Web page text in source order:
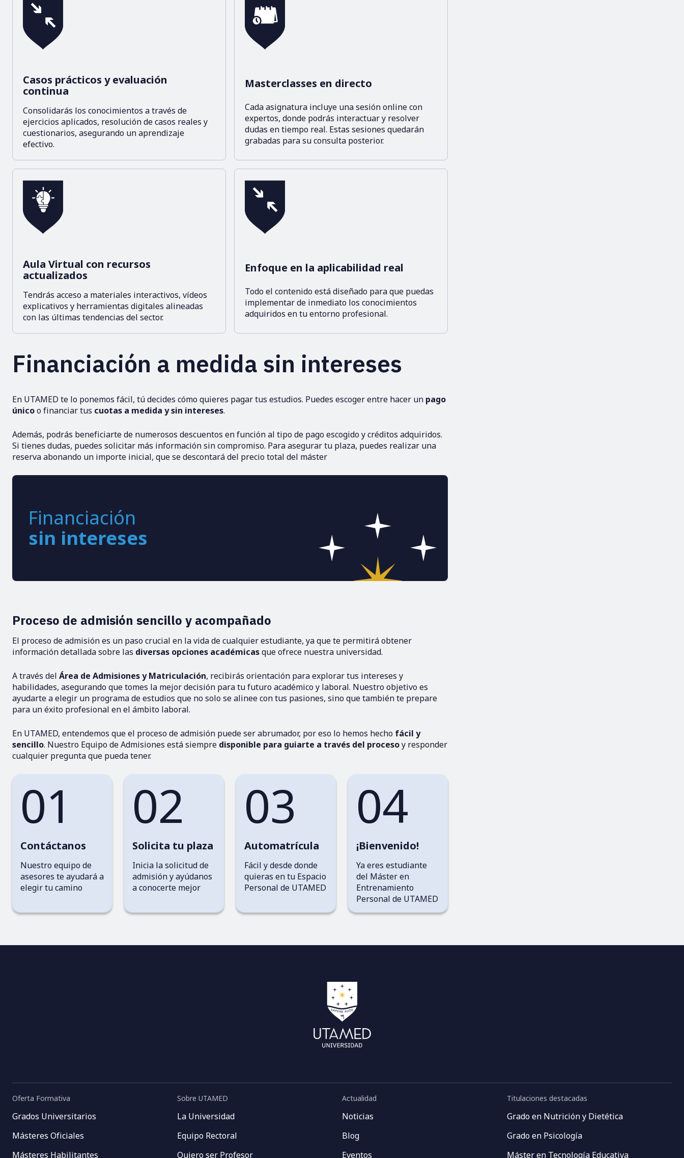
Casos prácticos y evaluación
continua
Consolidarás los conocimientos a través de
ejercicios aplicados, resolución de casos reales y
cuestionarios, asegurando un aprendizaje
efectivo.
Masterclasses en directo
Cada asignatura incluye una sesión online con
expertos, donde podrás interactuar y resolver
dudas en tiempo real. Estas sesiones quedarán
grabadas para su consulta posterior.
Aula Virtual con recursos
actualizados
Tendrás acceso a materiales interactivos, vídeos
explicativos y herramientas digitales alineadas
con las últimas tendencias del sector.
Enfoque en la aplicabilidad real
Todo el contenido está diseñado para que puedas
implementar de inmediato los conocimientos
adquiridos en tu entorno profesional.
Financiación a medida sin intereses
En UTAMED te lo ponemos fácil, tú decides cómo quieres pagar tus estudios. Puedes escoger entre hacer un pago
únicoo financiar tus cuotas a medida y sin intereses.
Además, podrás beneficiarte de numerosos descuentos en función al tipo de pago escogido y créditos adquiridos.
Si tienes dudas, puedes solicitar más información sin compromiso. Para asegurar tu plaza, puedes realizar una
reserva abonando un importe inicial, que se descontará del precio total del máster
Financiación
sin intereses
Proceso de admisión sencillo y acompañado
El proceso de admisión es un paso crucial en la vida de cualquier estudiante, ya que te permitirá obtener
información detallada sobre las diversas opciones académicasque ofrece nuestra universidad.
A través del Área de Admisiones y Matriculación, recibirás orientación para explorar tus intereses y
habilidades, asegurando que tomes la mejor decisión para tu futuro académico y laboral. Nuestro objetivo es
ayudarte a elegir un programa de estudios que no solo se alinee con tus pasiones, sino que también te prepare
para un éxito profesional en el ámbito laboral.
En UTAMED, entendemos que el proceso de admisión puede ser abrumador, por eso lo hemos hecho fácil y
sencillo. Nuestro Equipo de Admisiones está siempre disponible para guiarte a través del procesoy responder
cualquier pregunta que pueda tener.
01
Contáctanos
Nuestro equipo de
asesores te ayudará a
elegir tu camino
02
Solicita tu plaza
Inicia la solicitud de
admisión y ayúdanos
a conocerte mejor
03
Automatrícula
Fácil y desde donde
quieras en tu Espacio
Personal de UTAMED
04
¡Bienvenido!
Ya eres estudiante
del Máster en
Entrenamiento
Personal de UTAMED
Oferta Formativa
Grados Universitarios
Másteres Oficiales
Másteres Habilitantes
Sobre UTAMED
La Universidad
Equipo Rectoral
Quiero ser Profesor
Actualidad
Noticias
Blog
Eventos
Titulaciones destacadas
Grado en Nutrición y Dietética
Grado en Psicología
Máster en Tecnología Educativa